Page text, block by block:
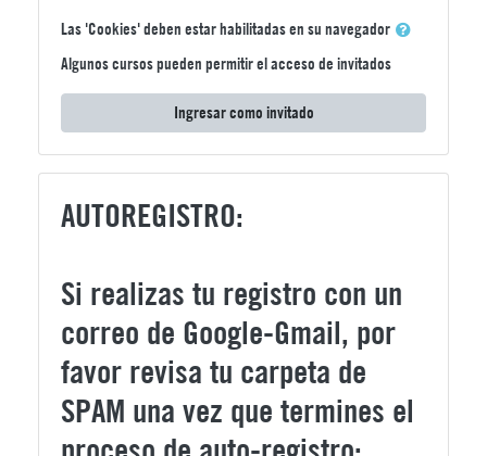
Las 'Cookies' deben estar habilitadas en su navegador
Algunos cursos pueden permitir el acceso de invitados
Ingresar como invitado
AUTOREGISTRO:
Si realizas tu registro con un
correo de Google-Gmail, por
favor revisa tu carpeta de
SPAM una vez que termines el